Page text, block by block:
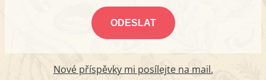
Nové příspěvky mi posílejte na mail.